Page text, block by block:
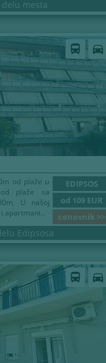
mesta
directions_bus directions_car
EDIPSOS
od 109 EUR
cenovnik >>
od plaže u
plaže sa
U našoj
apartmani...
Edipsosa
directions_bus directions_car